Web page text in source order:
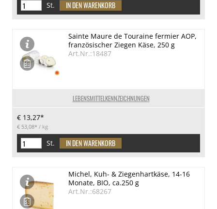
St.
LEBENSMITTELKENNZEICHNUNGEN
Sainte Maure de Touraine fermier AOP,
französischer Ziegen Käse, 250 g
Art.Nr.:18487
€ 13,27*
€ 53,08* / kg
St.
Michel, Kuh- & Ziegenhartkäse, 14-16
Monate, BIO, ca.250 g
Art.Nr.:68267